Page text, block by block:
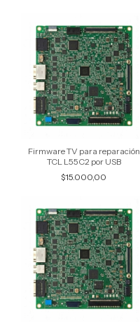
Firmware TV para reparación
TCL L55C2 por USB
$15.000,00